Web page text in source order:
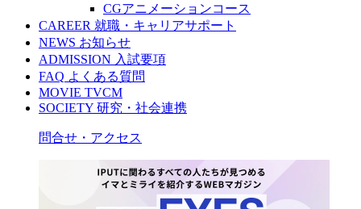
CGアニメーションコース
CAREER 就職・キャリアサポート
NEWS お知らせ
ADMISSION 入試要項
FAQ よくある質問
MOVIE TVCM
SOCIETY 研究・社会連携
問合せ・アクセス